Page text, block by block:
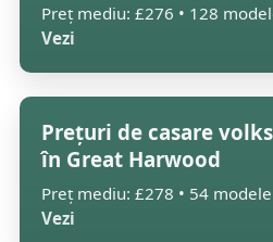
Preț mediu: £276 • 128
Vezi
Prețuri de casare
în Great Harwood
Preț mediu: £278 • 54 modele
Vezi